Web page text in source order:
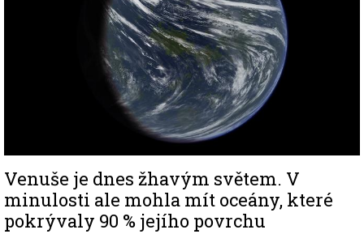
Venuše je dnes žhavým světem. V
minulosti ale mohla mít oceány, které
pokrývaly 90 % jejího povrchu